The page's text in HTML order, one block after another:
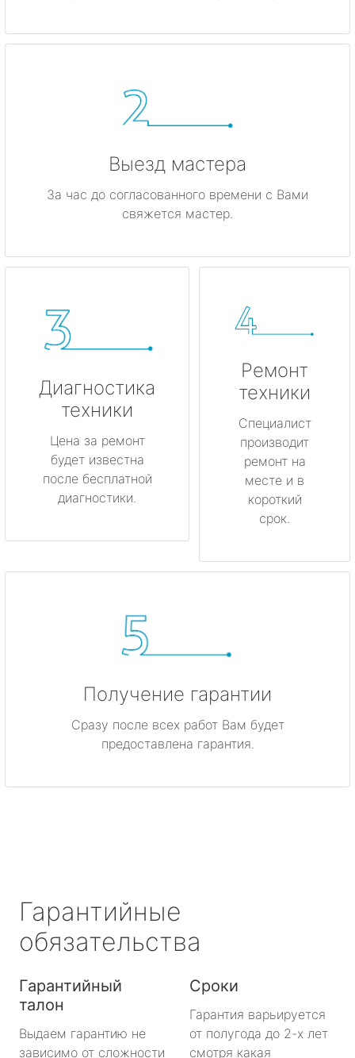
Выезд мастера
За час до согласованного времени с Вами
свяжется мастер.
Диагностика
техники
Цена за ремонт
будет известна
после бесплатной
диагностики.
Ремонт
техники
Специалист
производит
ремонт на
месте и в
короткий
срок.
Получение гарантии
Сразу после всех работ Вам будет
предоставлена гарантия.
Гарантийные
обязательства
Гарантийный
талон
Выдаем гарантию не
зависимо от сложности
Сроки
Гарантия варьируется
от полугода до 2-х лет
смотря какая